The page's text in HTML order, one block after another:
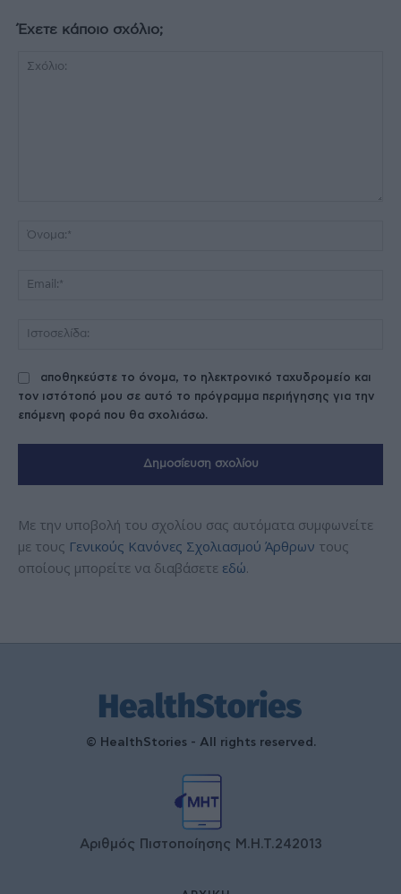
Έχετε κάποιο σχόλιο;
αποθηκεύστε το όνομα, το ηλεκτρονικό ταχυδρομείο και
τον ιστότοπό μου σε αυτό το πρόγραμμα περιήγησης για την
επόμενη φορά που θα σχολιάσω.
Με την υποβολή του σχολίου σας αυτόματα συμφωνείτε
με τους Γενικούς Κανόνες Σχολιασμού Άρθρων τους
οποίους μπορείτε να διαβάσετε εδώ.
© HealthStories - All rights reserved.
Αριθμός Πιστοποίησης Μ.Η.Τ.242013